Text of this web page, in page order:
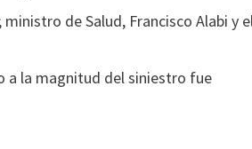
de Salud, Francisco Alabi y
a la magnitud del siniestro fue